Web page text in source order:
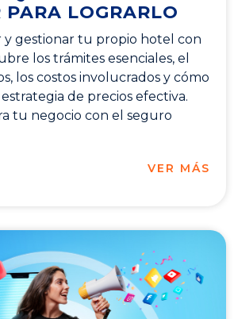
PARA LOGRARLO
y gestionar tu propio hotel con
los trámites esenciales, el
los costos involucrados y cómo
de precios efectiva.
tu negocio con el seguro
VER MÁS